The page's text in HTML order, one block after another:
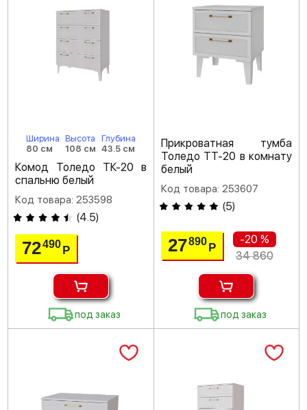
Ширина
80 см
Высота
108 см
Глубина
43.5 см
Комод Толедо ТК-20 в
спальню белый
Код товара: 253598
(4.5)
72490 Р
под заказ
Прикроватная тумба
Толедо ТТ-20 в комнату
белый
Код товара: 253607
(5)
27890 Р
-20 %
34 860
под заказ